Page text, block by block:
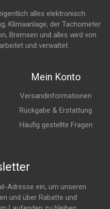
alles elektronisch.
Klimaanlage, der Tachometer
Bremsen und alles wird von
und verwaltet.
Mein Konto
Versandinformationen
Rückgabe & Erstattung
Häufig gestellte Fragen
Adresse ein, um unseren
und über Rabatte und